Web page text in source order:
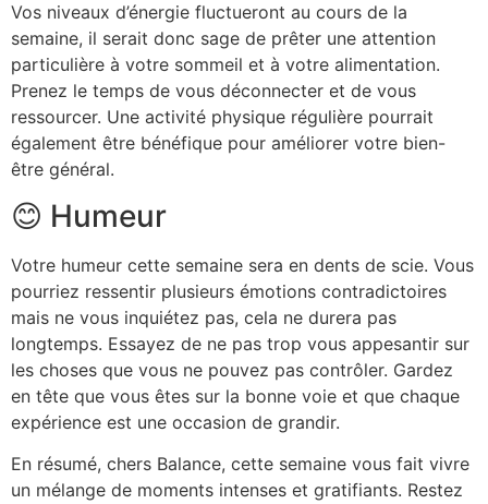
Vos niveaux d’énergie fluctueront au cours de la
semaine, il serait donc sage de prêter une attention
particulière à votre sommeil et à votre alimentation.
Prenez le temps de vous déconnecter et de vous
ressourcer. Une activité physique régulière pourrait
également être bénéfique pour améliorer votre bien-
être général.
😊 Humeur
Votre humeur cette semaine sera en dents de scie. Vous
pourriez ressentir plusieurs émotions contradictoires
mais ne vous inquiétez pas, cela ne durera pas
longtemps. Essayez de ne pas trop vous appesantir sur
les choses que vous ne pouvez pas contrôler. Gardez
en tête que vous êtes sur la bonne voie et que chaque
expérience est une occasion de grandir.
En résumé, chers Balance, cette semaine vous fait vivre
un mélange de moments intenses et gratifiants. Restez